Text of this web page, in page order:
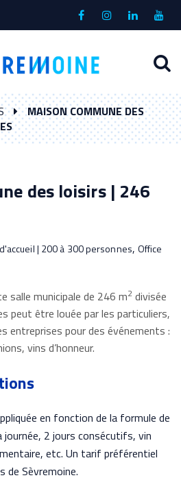
Lien
compte
Lien
Lien
compte
Lien
la
à
MAISON COMMUNE DES
des loisirs | 246
| 200 à 300 personnes, Office
salle municipale de 246 m2 divisée
peut être louée par les particuliers,
entreprises pour des événements :
vins d’honneur.
en fonction de la formule de
journée, 2 jours consécutifs, vin
etc. Un tarif préférentiel
de Sèvremoine.